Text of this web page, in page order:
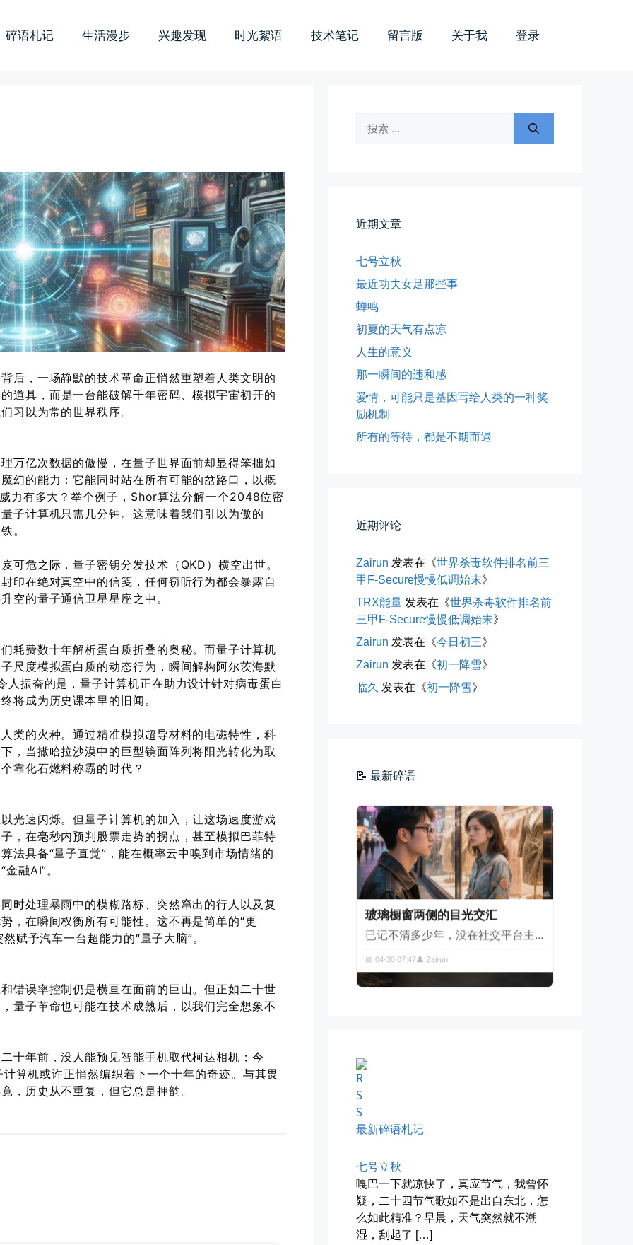
碎语札记 生活漫步 兴趣发现 时光絮语 技术笔记 留言版 关于我 登录
后，一场静默的技术革命正悄然重塑着人类文明的
道具，而是一台能破解千年密码、模拟宇宙初开的
以为常的世界秩序。
万亿次数据的傲慢，在量子世界面前却显得笨拙如
幻的能力：它能同时站在所有可能的岔路口，以概
力有多大？举个例子，Shor算法分解一个2048位密
子计算机只需几分钟。这意味着我们引以为傲的
。
可危之际，量子密钥分发技术（QKD）横空出世。
印在绝对真空中的信笺，任何窃听行为都会暴露自
空的量子通信卫星星座之中。
耗费数十年解析蛋白质折叠的奥秘。而量子计算机
度模拟蛋白质的动态行为，瞬间解构阿尔茨海默
振奋的是，量子计算机正在助力设计针对病毒蛋白
将成为历史课本里的旧闻。
类的火种。通过精准模拟超导材料的电磁特性，科
，当撒哈拉沙漠中的巨型镜面阵列将阳光转化为取
靠化石燃料称霸的时代？
光速闪烁。但量子计算机的加入，让这场速度游戏
在毫秒内预判股票走势的拐点，甚至模拟巴菲特
法具备“量子直觉”，能在概率云中嗅到市场情绪的
融AI”。
时处理暴雨中的模糊路标、突然窜出的行人以及复
，在瞬间权衡所有可能性。这不再是简单的“更
赋予汽车一台超能力的“量子大脑”。
错误率控制仍是横亘在面前的巨山。但正如二十世
量子革命也可能在技术成熟后，以我们完全想象不
十年前，没人能预见智能手机取代柯达相机；今
计算机或许正悄然编织着下一个十年的奇迹。与其畏
历史从不重复，但它总是押韵。
索：
近期文章
七号立秋
最近功夫女足那些事
蝉鸣
初夏的天气有点凉
人生的意义
那一瞬间的违和感
爱情，可能只是基因写给人类的一种奖
励机制
所有的等待，都是不期而遇
近期评论
Zairun 发表在《世界杀毒软件排名前三
甲F-Secure慢慢低调始末》
TRX能量 发表在《世界杀毒软件排名前
三甲F-Secure慢慢低调始末》
Zairun 发表在《今日初三》
Zairun 发表在《初一降雪》
临久 发表在《初一降雪》
📝 最新碎语
晨风微凉，小区花香正浓。 从外...
海边散步随手一拍
玻璃橱窗两侧的目光交汇
已记不清多少年，没在社交平台主...
📅 04-30 07:47👤 Zairun
车窗外的风景，辽宁家乡的草木新...
海林街头
最新碎语札记
七号立秋
嘎巴一下就凉快了，真应节气，我曾怀
疑，二十四节气歌如不是出自东北，怎
么如此精准？早晨，天气突然就不潮
湿，刮起了 […]